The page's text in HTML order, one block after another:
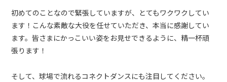
初めてのことなので緊張していますが、とてもワクワクしてい
ます！こんな素敵な大役を任せていただき、本当に感謝してい
ます。皆さまにかっこいい姿をお見せできるように、精一杯頑
張ります！
そして、球場で流れるコネクトダンスにも注目してください。